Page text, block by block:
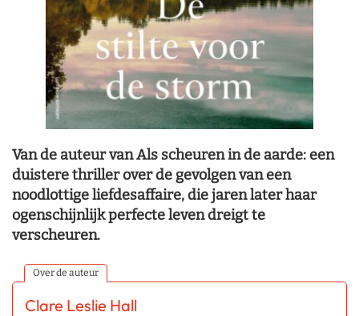
Van de auteur van Als scheuren in de aarde: een
duistere thriller over de gevolgen van een
noodlottige liefdesaffaire, die jaren later haar
ogenschijnlijk perfecte leven dreigt te
verscheuren.
Over de auteur
Clare Leslie Hall